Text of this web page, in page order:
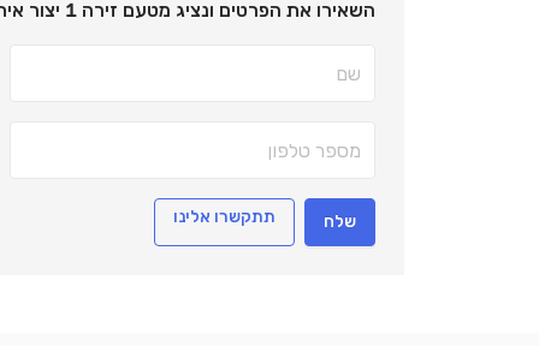
השאירו את הפרטים ונציג מטעם זירה 1 יצור איתכם קשר!
שלח תתקשרו אלינו